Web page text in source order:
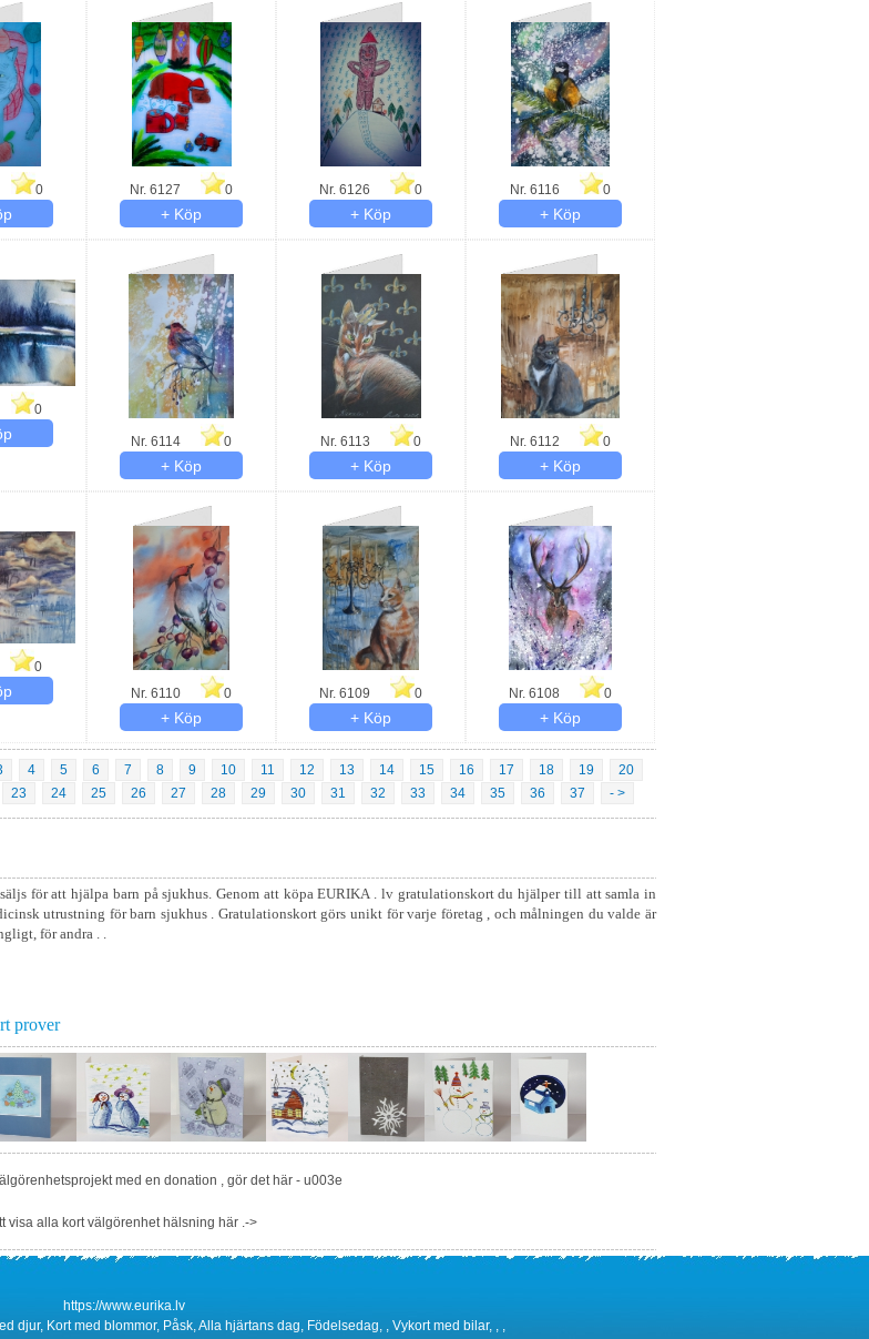
0 Nr. 6127 0 Nr. 6126 0 Nr. 6116 0
0
Nr. 6114 0 Nr. 6113 0 Nr. 6112 0
0
Nr. 6110
0 Nr. 6109 0 Nr. 6108 0
4 5 6 7 8 9 10 11 12 13 14 15 16 17 18 19
20
23 24 25 26 27 28 29 30 31 32 33 34 35 36 37 - >
för att hjälpa barn på sjukhus. Genom att köpa EURIKA . lv gratulationskort du hjälper till att samla in
utrustning för barn sjukhus . Gratulationskort görs unikt för varje företag , och målningen du valde är
för andra . .
prover
med en donation , gör det här - u003e
visa alla kort välgörenhet hälsning här .->
https://www.eurika.lv
djur, Kort med blommor, Påsk, Alla hjärtans dag, Födelsedag, , Vykort med bilar, , ,